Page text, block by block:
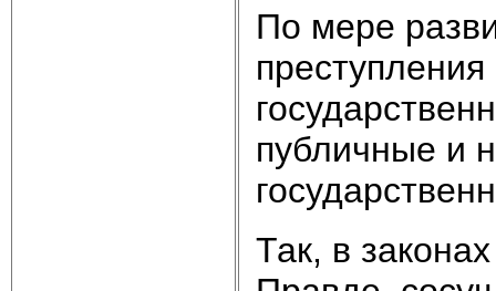
По мере
публичные и
Так, в